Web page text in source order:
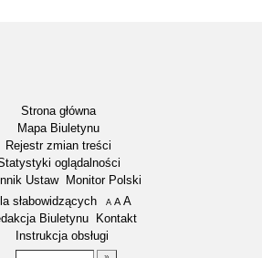
Strona główna
Mapa Biuletynu
Rejestr zmian treści
oglądalności
Ustaw
Monitor Polski
dodatkowe
słabowidzących A pomniejsz czcionkę
A standardowy rozmiar czcionki
A
Biuletynu
Kontakt
Instrukcja obsługi